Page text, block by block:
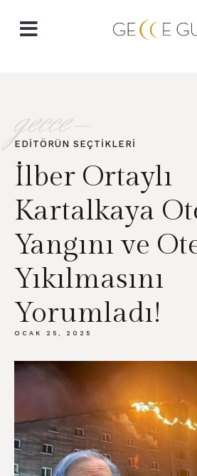
gecce-
EDITÖRÜN SEÇTIKLERI
İlber Ortaylı
Kartalkaya
Yangını ve
Yıkılmasını
Yorumladı!
OCAK 25, 2025